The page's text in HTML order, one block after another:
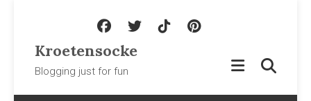
Kroetensocke
Blogging just for fun